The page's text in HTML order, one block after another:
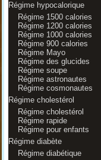
Régime hypocalorique
Régime 1500 calories
Régime 1200 calories
Régime 1000 calories
Régime 900 calories
Régime Mayo
Régime des glucides
Régime soupe
Régime astronautes
Régime cosmonautes
Régime cholestérol
Régime cholestérol
Régime rapide
Régime pour enfants
Régime diabète
Régime diabétique